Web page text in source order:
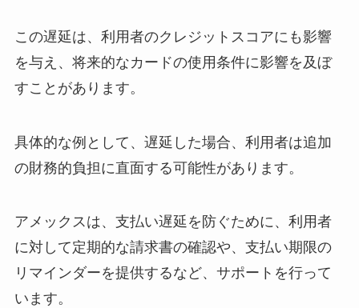
この遅延は、利用者のクレジットスコアにも影響
を与え、将来的なカードの使用条件に影響を及ぼ
すことがあります。
具体的な例として、遅延した場合、利用者は追加
の財務的負担に直面する可能性があります。
アメックスは、支払い遅延を防ぐために、利用者
に対して定期的な請求書の確認や、支払い期限の
リマインダーを提供するなど、サポートを行って
います。